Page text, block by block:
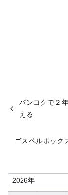
バンコクで２
える
ゴスペルボッ